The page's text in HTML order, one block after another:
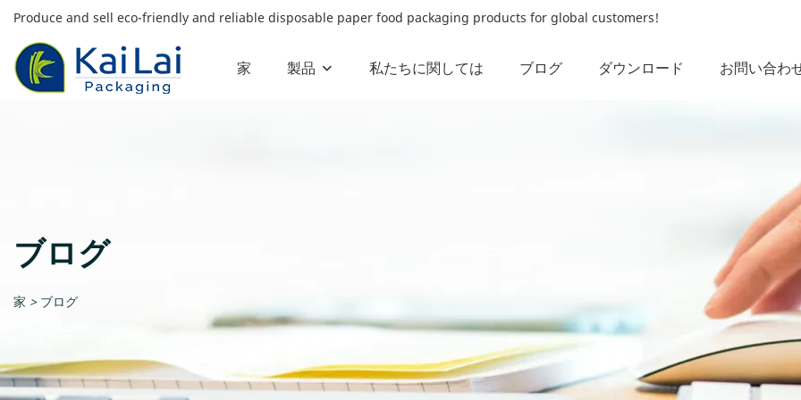
Produce and sell eco-friendly and reliable disposable paper food packaging products for global customers!
家 製品 私たちに関しては ブログ ダウンロード お問い合わ
ブログ
家 > ブログ